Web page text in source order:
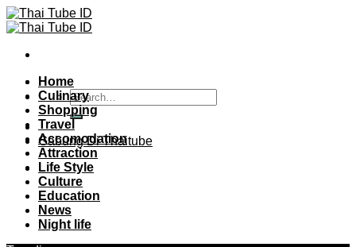
Skip
to
Gabung Di Thaitube
Home
Culinary
Shopping
Travel
Accomodation
Attraction
Life Style
Culture
Education
News
Night life